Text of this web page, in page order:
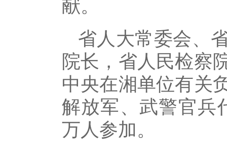
献。
省人大常委会、
院长，省人民检察
中央在湘单位有关
解放军、武警官兵
万人参加。